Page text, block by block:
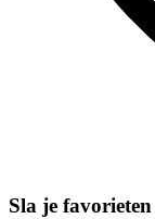
Sla je